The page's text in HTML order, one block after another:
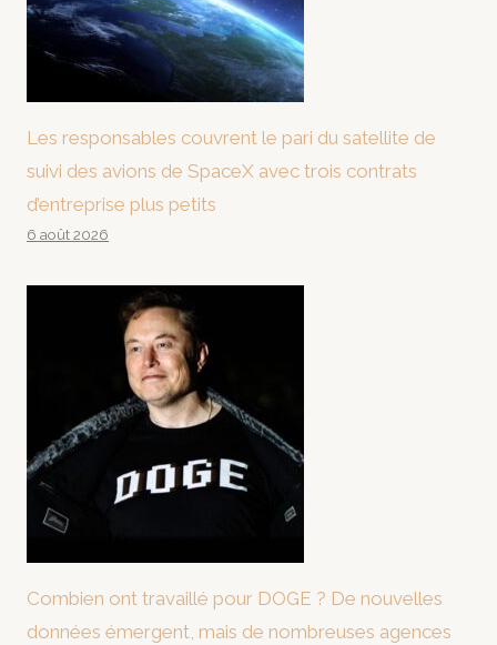
Les responsables couvrent le pari du satellite de
suivi des avions de SpaceX avec trois contrats
d’entreprise plus petits
6 août 2026
Combien ont travaillé pour DOGE ? De nouvelles
données émergent, mais de nombreuses agences